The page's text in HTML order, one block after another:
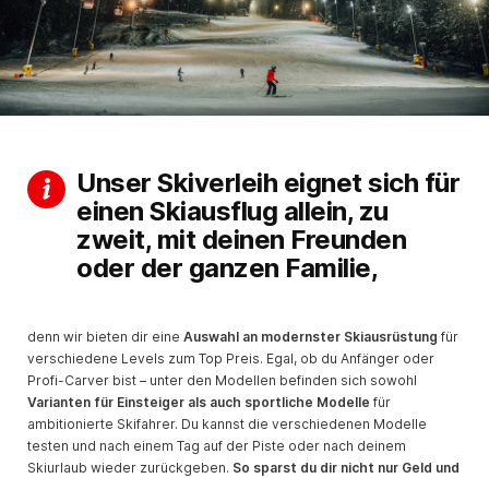
Unser Skiverleih eignet sich für
einen Skiausflug allein, zu
zweit, mit deinen Freunden
oder der ganzen Familie,
denn wir bieten dir eine Auswahl an modernster Skiausrüstung für
verschiedene Levels zum Top Preis. Egal, ob du Anfänger oder
Profi-Carver bist – unter den Modellen befinden sich sowohl
Varianten für Einsteiger als auch sportliche Modelle für
ambitionierte Skifahrer. Du kannst die verschiedenen Modelle
testen und nach einem Tag auf der Piste oder nach deinem
Skiurlaub wieder zurückgeben. So sparst du dir nicht nur Geld und